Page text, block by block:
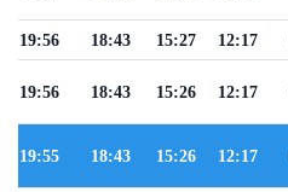
12:17
15:27
18:43
19:56
12:17
15:26
18:43
19:56
12:17
15:26
18:43
19:55